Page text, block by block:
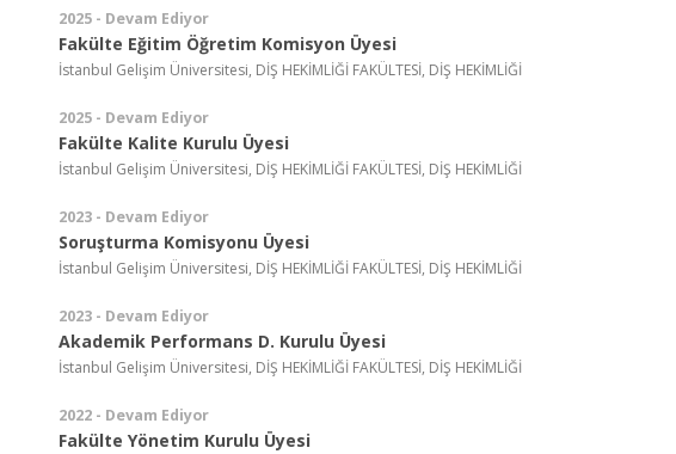
2025 - Devam Ediyor
Fakülte Eğitim Öğretim Komisyon Üyesi
İstanbul Gelişim Üniversitesi, DİŞ HEKİMLİĞİ FAKÜLTESİ, DİŞ HEKİMLİĞİ
2025 - Devam Ediyor
Fakülte Kalite Kurulu Üyesi
İstanbul Gelişim Üniversitesi, DİŞ HEKİMLİĞİ FAKÜLTESİ, DİŞ HEKİMLİĞİ
2023 - Devam Ediyor
Soruşturma Komisyonu Üyesi
İstanbul Gelişim Üniversitesi, DİŞ HEKİMLİĞİ FAKÜLTESİ, DİŞ HEKİMLİĞİ
2023 - Devam Ediyor
Akademik Performans D. Kurulu Üyesi
İstanbul Gelişim Üniversitesi, DİŞ HEKİMLİĞİ FAKÜLTESİ, DİŞ HEKİMLİĞİ
2022 - Devam Ediyor
Fakülte Yönetim Kurulu Üyesi